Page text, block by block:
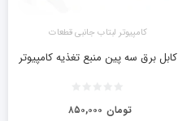
کامپیوتر لبتاب جانبی قطعات
کابل برق سه پین منبع تغذیه کامپیوتر
۸۵۰,۰۰۰ تومان